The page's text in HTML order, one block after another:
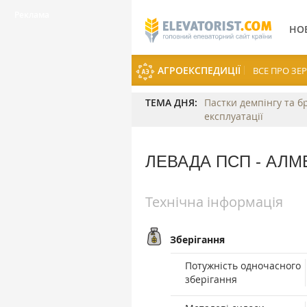
АГРОЕКСПЕДИЦІЇ ВСЕ ПРО
ТЕМА ДНЯ:
Пастки демпінгу та
експлуатації
ЛЕВАДА ПСП -
Технічна інформація
Зберігання
Потужність одночасного
зберігання